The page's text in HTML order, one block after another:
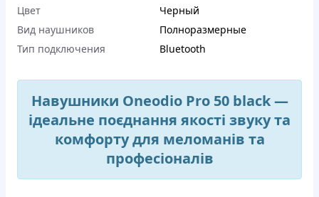
Цвет
Черный
Вид наушников
Полноразмерные
Тип подключения
Bluetooth
Навушники Oneodio Pro 50 black —
ідеальне поєднання якості звуку та
комфорту для меломанів та
професіоналів